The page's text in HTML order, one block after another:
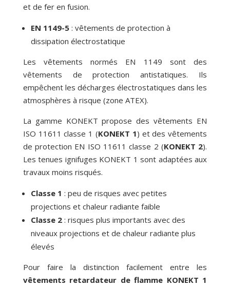
et de fer en fusion.
EN 1149-5 : vêtements de protection à
dissipation électrostatique
Les vêtements normés EN 1149 sont des
vêtements de protection antistatiques. Ils
empêchent les décharges électrostatiques dans les
atmosphères à risque (zone ATEX).
La gamme KONEKT propose des vêtements EN
ISO 11611 classe 1 (KONEKT 1) et des vêtements
de protection EN ISO 11611 classe 2 (KONEKT 2).
Les tenues ignifuges KONEKT 1 sont adaptées aux
travaux moins risqués.
Classe 1 : peu de risques avec petites
projections et chaleur radiante faible
Classe 2 : risques plus importants avec des
niveaux projections et de chaleur radiante plus
élevés
Pour faire la distinction facilement entre les
vêtements retardateur de flamme KONEKT 1